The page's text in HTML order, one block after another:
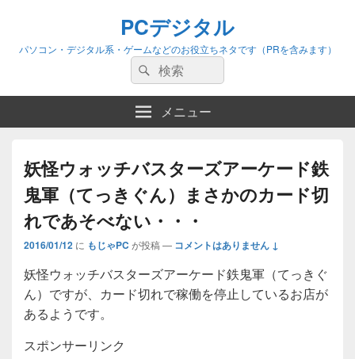
PCデジタル
パソコン・デジタル系・ゲームなどのお役立ちネタです（PRを含みます）
検
索:
検
索
メニュー
妖怪ウォッチバスターズアーケード鉄
鬼軍（てっきぐん）まさかのカード切
れであそべない・・・
2016/01/12 に もじゃPC が投稿 — コメントはありません ↓
妖怪ウォッチバスターズアーケード鉄鬼軍（てっきぐ
ん）ですが、カード切れで稼働を停止しているお店が
あるようです。
スポンサーリンク